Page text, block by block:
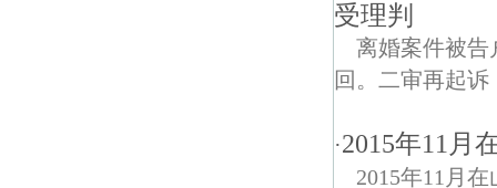
受理判
离婚案件被告
回。二审再起
·2015年11月
2015年11月